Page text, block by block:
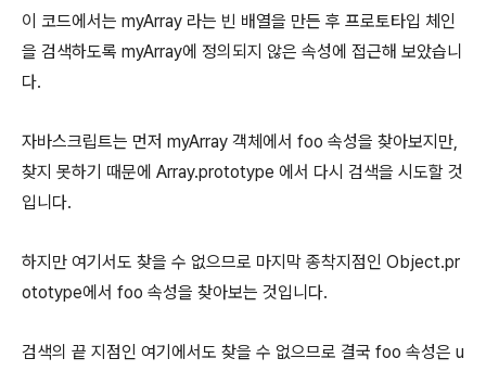
이 코드에서는 myArray 라는 빈 배열을 만든 후 프로토타입 체인
을 검색하도록 myArray에 정의되지 않은 속성에 접근해 보았습니
다.
자바스크립트는 먼저 myArray 객체에서 foo 속성을 찾아보지만,
찾지 못하기 때문에 Array.prototype 에서 다시 검색을 시도할 것
입니다.
하지만 여기서도 찾을 수 없으므로 마지막 종착지점인 Object.pr
ototype에서 foo 속성을 찾아보는 것입니다.
검색의 끝 지점인 여기에서도 찾을 수 없으므로 결국 foo 속성은 u